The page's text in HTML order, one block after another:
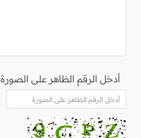
أدخل الرقم الظاهر على الصورة